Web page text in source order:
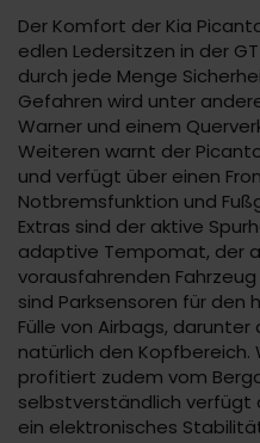
Der Komfort der Kia
edlen Ledersitzen in der
durch jede Menge
Gefahren wird unter
Warner und einem
Weiteren warnt der
und verfügt über einen
Notbremsfunktion und
Extras sind der aktive
adaptive Tempomat, der
vorausfahrenden
sind Parksensoren für den
Fülle von Airbags, darunter
natürlich den Kopfbereich.
profitiert zudem vom
selbstverständlich verfügt
ein elektronisches